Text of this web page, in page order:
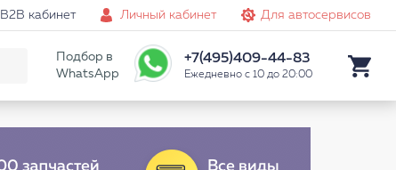
B2B кабинет Личный кабинет Для автосервисов
Подбор в
WhatsApp
+7(495)409-44-83
Ежедневно с 10 до 20:00